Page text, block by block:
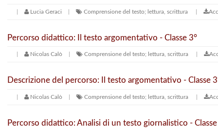
Lucia Geraci Comprensione del testo; lettura, scrittura
Percorso didattico: Il testo argomentativo - Classe 3°
Nicolas Calò Comprensione del testo; lettura, scrittura
Descrizione del percorso: Il testo argomentativo - Classe
Nicolas Calò Comprensione del testo; lettura, scrittura
Percorso didattico: Analisi di un testo giornalistico - Classe